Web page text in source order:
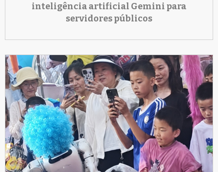
inteligência artificial Gemini para
servidores públicos